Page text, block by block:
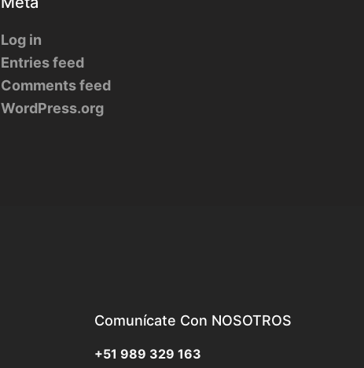
Log in
Entries feed
Comments feed
WordPress.org
Comunícate Con NOSOTROS
+51 989 329 163